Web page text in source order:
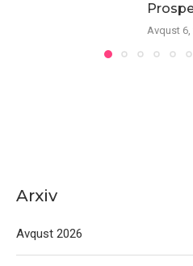
Avqust 6,
Arxiv
Avqust 2026